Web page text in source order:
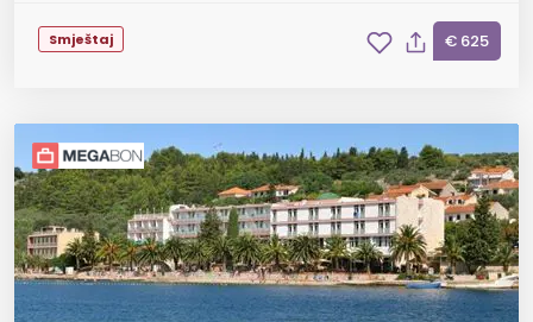
Smještaj € 625